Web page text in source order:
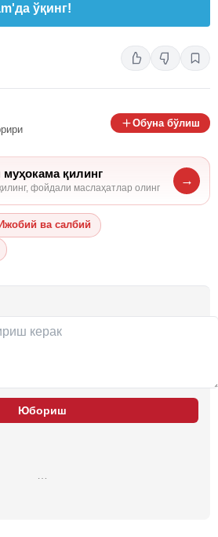
ўқинг!
Обуна бўлиш
муҳокама қилинг
фойдали маслаҳатлар олинг
→
Ижобий ва салбий
Юбориш